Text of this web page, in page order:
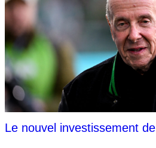
Le nouvel investissement